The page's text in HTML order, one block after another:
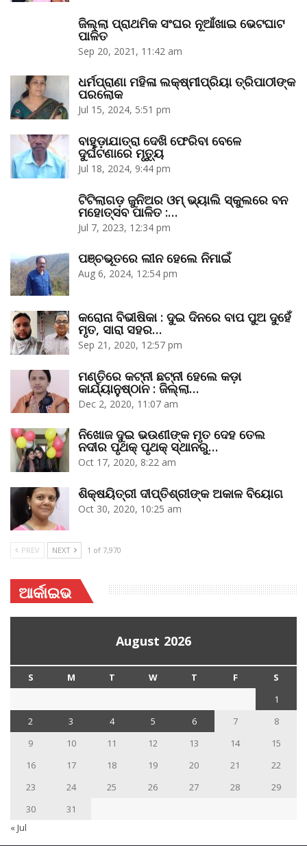
ଜିଲ୍ଲା ପ୍ରାଥମିକ ସଂଘର ନୂଆଁଖାଇ ଭେଟଘାଟ
ପାଳିତ
Sep 20, 2021, 11:42 am
ଧର୍ମପ୍ରାଣା ମହିଳା ଲକ୍ଷ୍ମୀପ୍ରିୟା ତ୍ରିପାଠୀଙ୍କ
ପରଲୋକ
Jul 15, 2024, 5:51 pm
ବାହୁଡ଼ାଯାତ୍ରା ଦେଖି ଫେରିବା ବେଳେ
ଦୁର୍ଘଟଣାରେ ମୃତ୍ୟୁ
Jul 18, 2024, 9:44 pm
ଟିଟିଲାଗଡ଼ ଜୁନିଅର ଓମ୍‌ ଭ୍ୟାଲି ସ୍କୁଲରେ ବନ
ମହୋତ୍ସବ ପାଳିତ :…
Jul 7, 2023, 12:34 pm
ପଞ୍ଚଭୂତରେ ଲୀନ ହେଲେ ନିମାଇଁ
Aug 6, 2024, 12:54 pm
କରୋନା ବିଭୀଷିକା : ଦୁଇ ଦିନରେ ବାପ ପୁଅ ଦୁହେଁ
ମୃତ, ସାରା ସହର…
Sep 21, 2020, 12:57 pm
ମଣ୍ତିରେ କଟ୍‌ନୀ ଛଟ୍‌ନୀ ହେଲେ କଡ଼ା
କାର୍ଯ୍ୟାନୁଷ୍ଠାନ : ଜିଲ୍ଲା…
Dec 2, 2020, 11:07 am
ନିଖୋଜ ଦୁଇ ଭଉଣୀଙ୍କ ମୃତ ଦେହ ତେଲ
ନଦୀର ପୃଥକ୍‌ ପୃଥକ୍‌ ସ୍ଥାନରୁ…
Oct 17, 2020, 8:22 am
ଶିକ୍ଷୟିତ୍ରୀ ଦୀପ୍ତିଶ୍ରୀଙ୍କ ଅକାଳ ବିୟୋଗ
Oct 30, 2020, 10:25 am
PREV NEXT 1 of 7,970
ଆର୍କାଇଭ
August 2026
S M T W T F
S
1
2
3 4 5 6 7
8
9
10 11 12 13 14
15
16
17 18 19 20 21
22
23
24 25 26 27 28
29
30
31
« Jul